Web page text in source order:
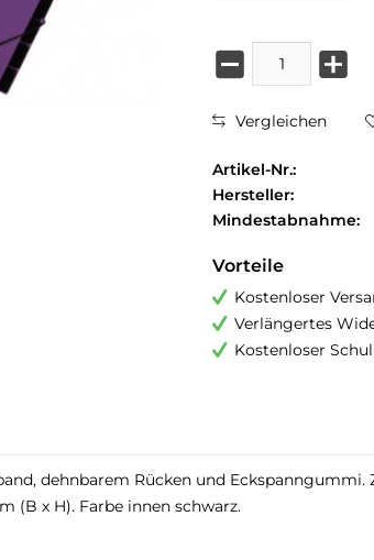
Vergleichen
Artikel-Nr.:
Hersteller:
Mindestabnahme:
Vorteile
Kostenloser
Verlängertes
Kostenloser
dehnbarem Rücken und
(B x H). Farbe innen schwarz.